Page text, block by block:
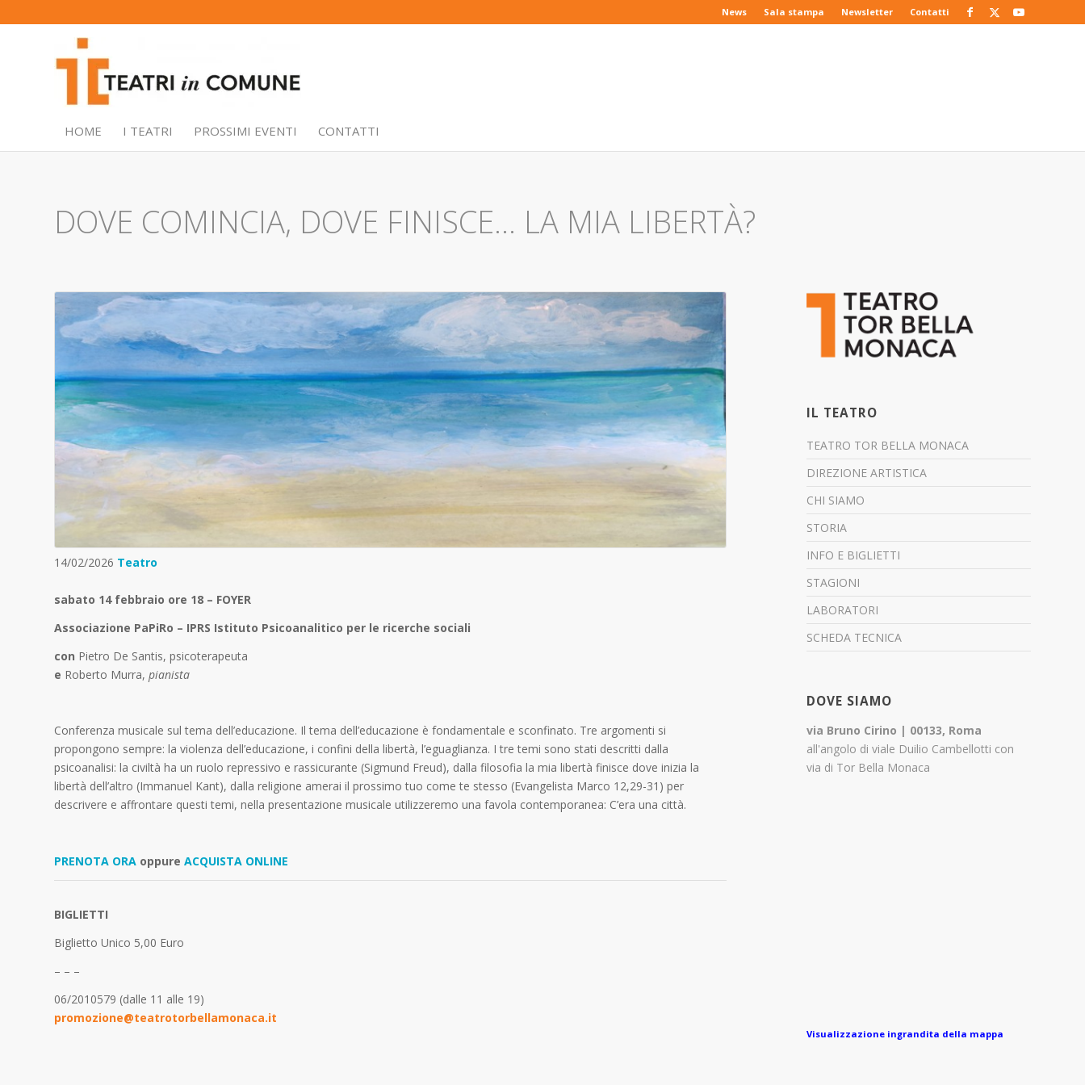
News Sala stampa Newsletter Contatti
HOME I TEATRI PROSSIMI EVENTI CONTATTI
DOVE COMINCIA, DOVE FINISCE… LA MIA LIBERTÀ?
14/02/2026 Teatro
sabato 14 febbraio ore 18 – FOYER
Associazione PaPiRo – IPRS Istituto Psicoanalitico per le ricerche sociali
con Pietro De Santis, psicoterapeuta
e Roberto Murra, pianista
Conferenza musicale sul tema dell’educazione. Il tema dell’educazione è fondamentale e sconfinato. Tre argomenti si
propongono sempre: la violenza dell’educazione, i confini della libertà, l’eguaglianza. I tre temi sono stati descritti dalla
psicoanalisi: la civiltà ha un ruolo repressivo e rassicurante (Sigmund Freud), dalla filosofia la mia libertà finisce dove inizia la
libertà dell’altro (Immanuel Kant), dalla religione amerai il prossimo tuo come te stesso (Evangelista Marco 12,29-31) per
descrivere e affrontare questi temi, nella presentazione musicale utilizzeremo una favola contemporanea: C’era una città.
PRENOTA ORA oppure ACQUISTA ONLINE
BIGLIETTI
Biglietto Unico 5,00 Euro
– – –
06/2010579 (dalle 11 alle 19)
promozione@teatrotorbellamonaca.it
IL TEATRO
TEATRO TOR BELLA MONACA
DIREZIONE ARTISTICA
CHI SIAMO
STORIA
INFO E BIGLIETTI
STAGIONI
LABORATORI
SCHEDA TECNICA
DOVE SIAMO
via Bruno Cirino | 00133, Roma
all'angolo di viale Duilio Cambellotti con
via di Tor Bella Monaca
Visualizzazione ingrandita della mappa